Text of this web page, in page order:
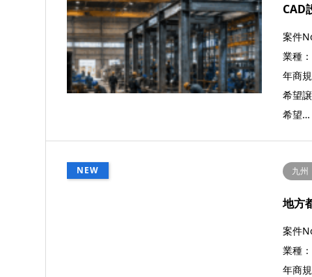
CAD
案件
業種
年商
希望
希望…
NEW 九州
地方
案件
業種
年商